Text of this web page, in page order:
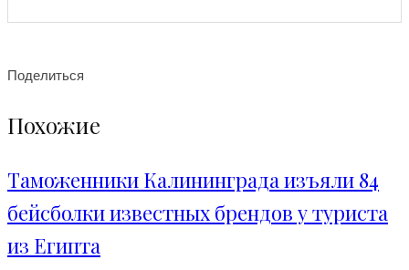
Поделиться
Похожие
Таможенники Калининграда изъяли 84
бейсболки известных брендов у туриста
из Египта